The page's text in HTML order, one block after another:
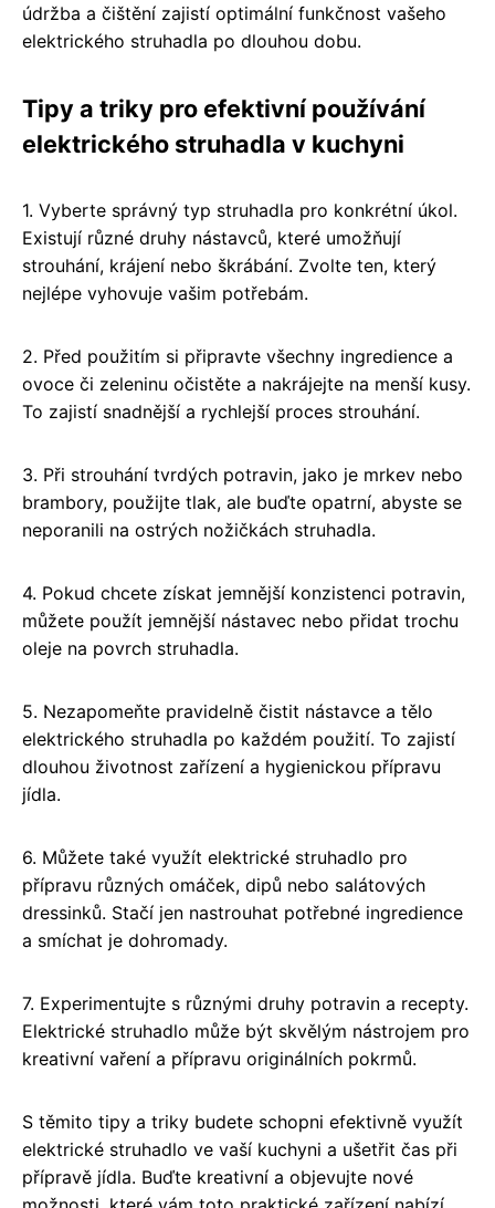
údržba a čištění zajistí optimální funkčnost vašeho
elektrického struhadla po dlouhou dobu.
Tipy a triky pro efektivní používání
elektrického struhadla v kuchyni
1. Vyberte správný typ struhadla pro konkrétní úkol.
Existují různé druhy nástavců, které umožňují
strouhání, krájení nebo škrábání. Zvolte ten, který
nejlépe vyhovuje vašim potřebám.
2. Před použitím si připravte všechny ingredience a
ovoce či zeleninu očistěte a nakrájejte na menší kusy.
To zajistí snadnější a rychlejší proces strouhání.
3. Při strouhání tvrdých potravin, jako je mrkev nebo
brambory, použijte tlak, ale buďte opatrní, abyste se
neporanili na ostrých nožičkách struhadla.
4. Pokud chcete získat jemnější konzistenci potravin,
můžete použít jemnější nástavec nebo přidat trochu
oleje na povrch struhadla.
5. Nezapomeňte pravidelně čistit nástavce a tělo
elektrického struhadla po každém použití. To zajistí
dlouhou životnost zařízení a hygienickou přípravu
jídla.
6. Můžete také využít elektrické struhadlo pro
přípravu různých omáček, dipů nebo salátových
dressinků. Stačí jen nastrouhat potřebné ingredience
a smíchat je dohromady.
7. Experimentujte s různými druhy potravin a recepty.
Elektrické struhadlo může být skvělým nástrojem pro
kreativní vaření a přípravu originálních pokrmů.
S těmito tipy a triky budete schopni efektivně využít
elektrické struhadlo ve vaší kuchyni a ušetřit čas při
přípravě jídla. Buďte kreativní a objevujte nové